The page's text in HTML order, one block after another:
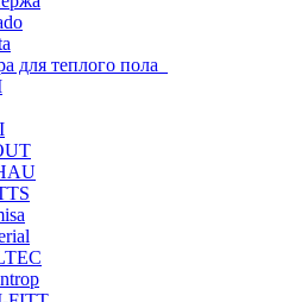
для теплого пола